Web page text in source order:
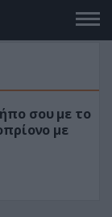
τριβόλι +